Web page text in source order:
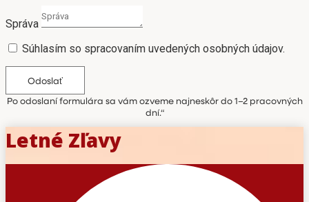
Správa
Súhlasím so spracovaním uvedených osobných údajov.
Odoslať
Po odoslaní formulára sa vám ozveme najneskôr do 1–2 pracovných
dní.“
Letné Zľavy